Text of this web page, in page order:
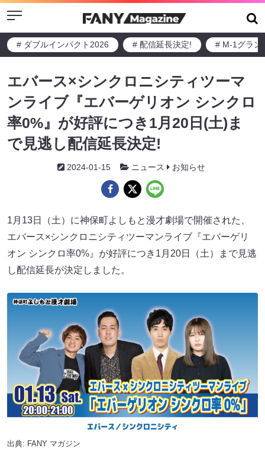
Menu
# ダブルインパクト2026 # 配信延長決定! # M-1グラン
エバース×シンクロニシティツーマ
ンライブ『エバーゲリオン シンクロ
率0%』が好評につき1月20日(土)ま
で見逃し配信延長決定!
2024-01-15 ニュース お知らせ
1月13日（土）に神保町よしもと漫才劇場で開催された、
エバース×シンクロニシティツーマンライブ『エバーゲリ
オン シンクロ率0%』が好評につき1月20日（土）まで見逃
し配信延長が決定しました。
出典: FANY マガジン